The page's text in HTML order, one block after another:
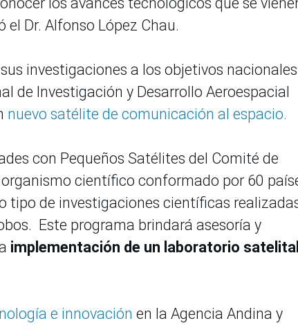
Dr. Alfonso López Chau.
investigaciones a los objetivos
de Investigación y Desarrollo Aeroespacial
nuevo satélite de comunicación al espacio.
con Pequeños Satélites del Comité de
organismo científico conformado por 60
tipo de investigaciones científicas
Este programa brindará asesoría y
implementación de un laboratorio
e innovación en la Agencia Andina y